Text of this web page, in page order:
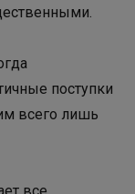
поступки
всего лишь